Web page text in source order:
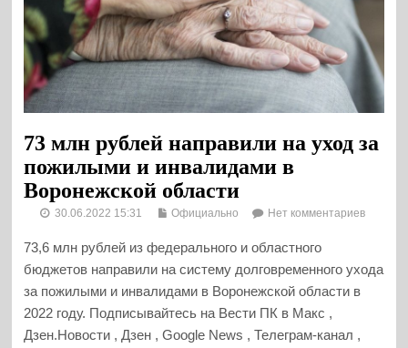
73 млн рублей направили на уход за
пожилыми и инвалидами в
Воронежской области
30.06.2022 15:31 Официально Нет комментариев
73,6 млн рублей из федерального и областного
бюджетов направили на систему долговременного ухода
за пожилыми и инвалидами в Воронежской области в
2022 году. Подписывайтесь на Вести ПК в Макс ,
Дзен.Новости , Дзен , Google News , Телеграм-канал ,